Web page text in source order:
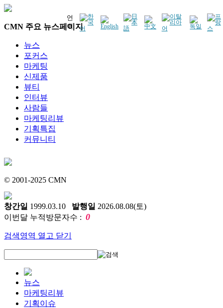
언
어
CMN 주요 뉴스페이지
뉴스
포커스
마케팅
신제품
뷰티
인터뷰
사람들
마케팅리뷰
기획특집
커뮤니티
© 2001-2025 CMN
창간일 1999.03.10 발행일 2026.08.08(토)
이번달 누적방문자수 : 0
검색영역 열고 닫기
뉴스
마케팅리뷰
기획이슈